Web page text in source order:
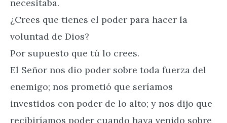
necesitaba.
¿Crees que tienes el poder para hacer la
voluntad de Dios?
Por supuesto que tú lo crees.
El Señor nos dio poder sobre toda fuerza del
enemigo; nos prometió que seríamos
investidos con poder de lo alto; y nos dijo que
recibiríamos poder cuando haya venido sobre